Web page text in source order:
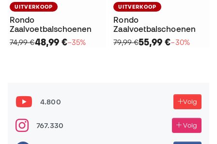
UITVERKOOP
Rondo
Zaalvoetbalschoenen
74,99 €48,99 €−35%
UITVERKOOP
Rondo
Zaalvoetbalschoenen
79,99 €55,99 €−30%
4.800 Volg
767.330 Volg